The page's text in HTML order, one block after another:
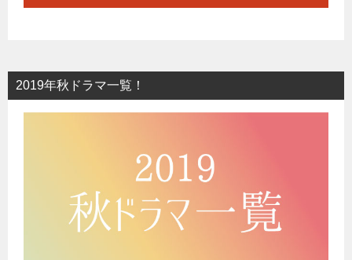
2019年秋ドラマ一覧！